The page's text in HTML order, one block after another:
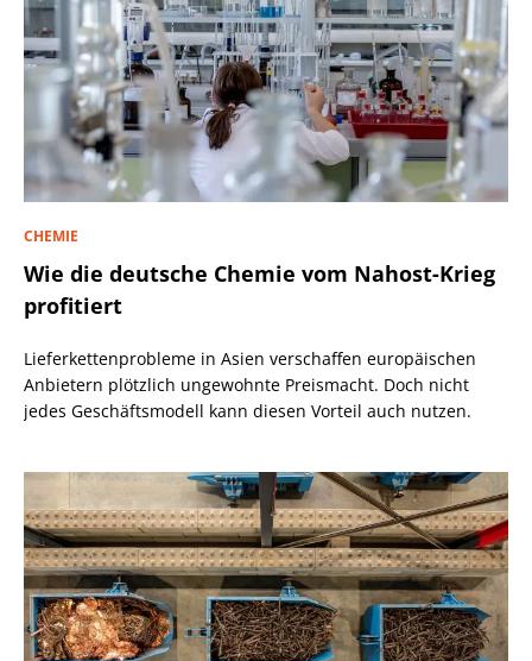
CHEMIE
Wie die deutsche Chemie vom Nahost-Krieg
profitiert
Lieferkettenprobleme in Asien verschaffen europäischen
Anbietern plötzlich ungewohnte Preismacht. Doch nicht
jedes Geschäftsmodell kann diesen Vorteil auch nutzen.